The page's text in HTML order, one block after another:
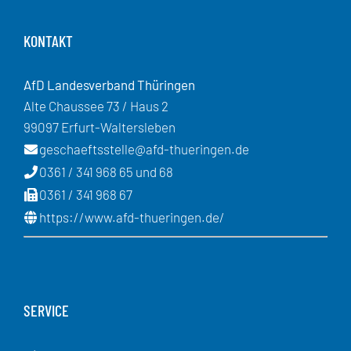
KONTAKT
AfD Landesverband Thüringen
Alte Chaussee 73 / Haus 2
99097 Erfurt-Waltersleben
geschaeftsstelle@afd-thueringen.de
0361 / 341 968 65 und 68
0361 / 341 968 67
https://www.afd-thueringen.de/
SERVICE